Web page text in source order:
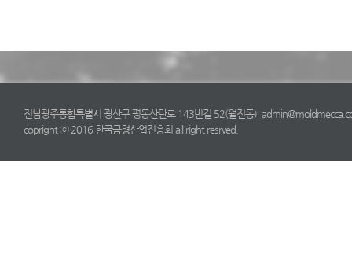
전남광주통합특별시 광산구 평동산단로 143번길 52(월전동)
copright ⓒ 2016 한국금형산업진흥회 all right resrved.